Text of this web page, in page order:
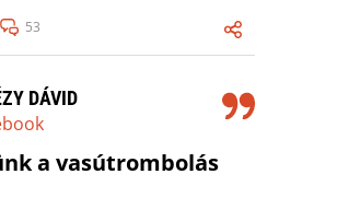
53
DÁVID
a vasútrombolás